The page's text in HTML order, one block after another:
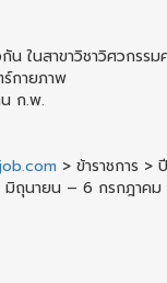
นสาขาวิชาวิศวกรรม
กายภาพ
ก.พ.
> ข้าราชการ >
มิถุนายน – 6 กรกฎา